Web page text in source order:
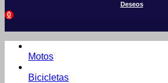
Deseos
0
Motos
Bicicletas